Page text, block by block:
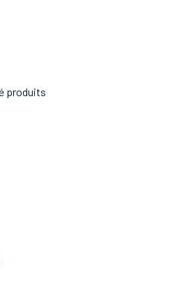
produits